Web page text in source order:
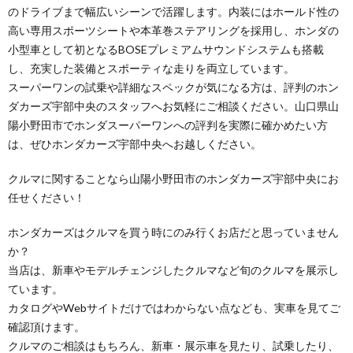
のドライブまで幅広いシーンで活躍します。内装にはホールド性の
高い専用スポーツシートや本革巻ステアリングを採用し、ホンダの
小型車として初となるBOSEプレミアムサウンドシステムも搭載
し、充実した装備とスポーティな走りを両立しています。
スーパーワンの試乗や詳細なスペックが気になる方は、評判のホン
ダカーズ宇部中央のスタッフへお気軽にご相談ください。山口県山
陽小野田市でホンダスーパーワンへの評判を実際に確かめたい方
は、ぜひホンダカーズ宇部中央へお越しください。
クルマに関することなら山陽小野田市のホンダカーズ宇部中央にお
任せください！
ホンダカーズはクルマを買う時にのみ行くお店だと思っていません
か？
当店は、新車やモデルチェンジしたクルマなど旬のクルマを展示し
ています。
カタログやWebサイトだけではわからない点なども、実車を見てご
確認頂けます。
クルマのご相談はもちろん、新車・展示車を見たり、試乗したり、